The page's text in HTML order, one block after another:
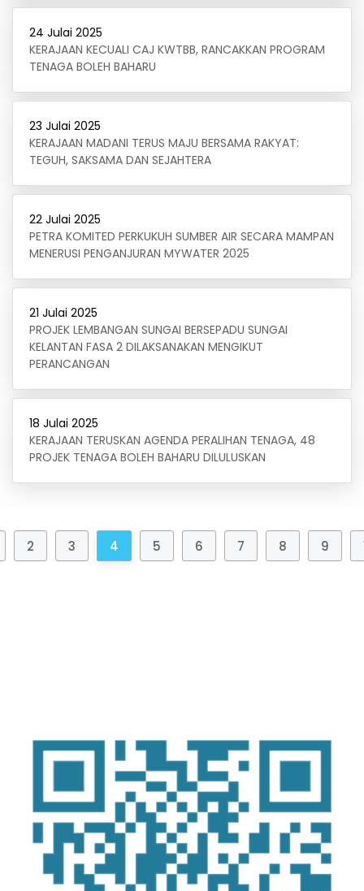
24 Julai 2025
KERAJAAN KECUALI CAJ KWTBB, RANCAKKAN PROGRAM
TENAGA BOLEH BAHARU
23 Julai 2025
KERAJAAN MADANI TERUS MAJU BERSAMA RAKYAT:
TEGUH, SAKSAMA DAN SEJAHTERA
22 Julai 2025
PETRA KOMITED PERKUKUH SUMBER AIR SECARA MAMPAN
MENERUSI PENGANJURAN MYWATER 2025
21 Julai 2025
PROJEK LEMBANGAN SUNGAI BERSEPADU SUNGAI
KELANTAN FASA 2 DILAKSANAKAN MENGIKUT
PERANCANGAN
18 Julai 2025
KERAJAAN TERUSKAN AGENDA PERALIHAN TENAGA, 48
PROJEK TENAGA BOLEH BAHARU DILULUSKAN
2 3 4 5 6 7 8 9